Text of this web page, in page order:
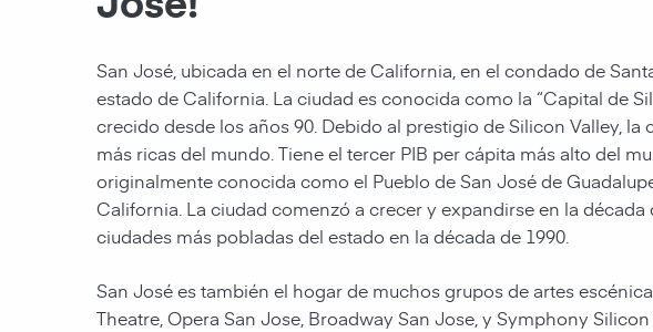
San José, ubicada en el norte de California, en el condado de
estado de California. La ciudad es conocida como la “Capital de
crecido desde los años 90. Debido al prestigio de Silicon Valley,
más ricas del mundo. Tiene el tercer PIB per cápita más alto del
originalmente conocida como el Pueblo de San José de
California. La ciudad comenzó a crecer y expandirse en la década
ciudades más pobladas del estado en la década de 1990.
San José es también el hogar de muchos grupos de artes
Theatre, Opera San Jose, Broadway San Jose, y Symphony